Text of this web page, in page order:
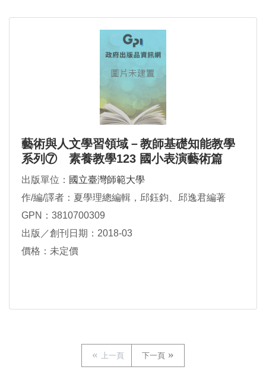
藝術與人文學習領域－教師基礎知能教學
系列⑦ 素養教學123 國小表演藝術篇
出版單位： 國立臺灣師範大學
作/編/譯者：夏學理總編輯，邱鈺鈞、邱逸君編著
GPN：3810700309
出版／創刊日期：2018-03
價格：未定價
上一頁 下一頁